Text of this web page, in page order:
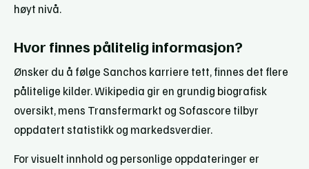
høyt nivå.
Hvor finnes pålitelig informasjon?
Ønsker du å følge Sanchos karriere tett, finnes det flere
pålitelige kilder. Wikipedia gir en grundig biografisk
oversikt, mens Transfermarkt og Sofascore tilbyr
oppdatert statistikk og markedsverdier.
For visuelt innhold og personlige oppdateringer er